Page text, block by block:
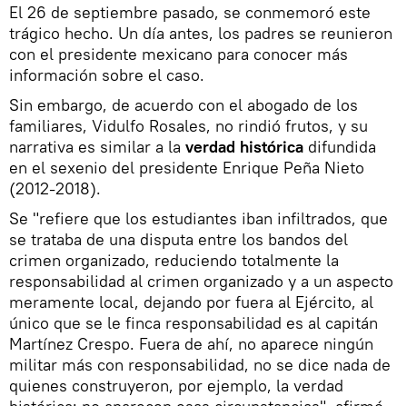
El 26 de septiembre pasado, se conmemoró este
trágico hecho. Un día antes, los padres se reunieron
con el presidente mexicano para conocer más
información sobre el caso.
Sin embargo, de acuerdo con el abogado de los
familiares, Vidulfo Rosales, no rindió frutos, y su
narrativa es similar a la verdad histórica difundida
en el sexenio del presidente Enrique Peña Nieto
(2012-2018).
Se "refiere que los estudiantes iban infiltrados, que
se trataba de una disputa entre los bandos del
crimen organizado, reduciendo totalmente la
responsabilidad al crimen organizado y a un aspecto
meramente local, dejando por fuera al Ejército, al
único que se le finca responsabilidad es al capitán
Martínez Crespo. Fuera de ahí, no aparece ningún
militar más con responsabilidad, no se dice nada de
quienes construyeron, por ejemplo, la verdad